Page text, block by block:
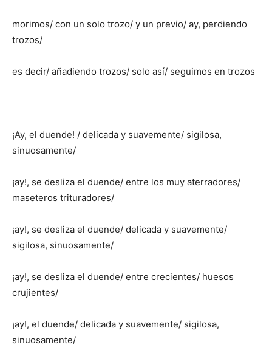
morimos/ con un solo trozo/ y un previo/ ay, perdiendo
trozos/
es decir/ añadiendo trozos/ solo así/ seguimos en trozos
¡Ay, el duende! / delicada y suavemente/ sigilosa,
sinuosamente/
¡ay!, se desliza el duende/ entre los muy aterradores/
maseteros trituradores/
¡ay!, se desliza el duende/ delicada y suavemente/
sigilosa, sinuosamente/
¡ay!, se desliza el duende/ entre crecientes/ huesos
crujientes/
¡ay!, el duende/ delicada y suavemente/ sigilosa,
sinuosamente/